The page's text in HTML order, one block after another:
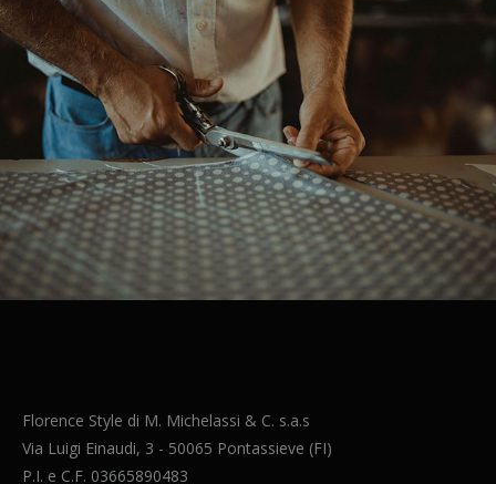
Florence Style di M. Michelassi & C. s.a.s
Via Luigi Einaudi, 3 - 50065 Pontassieve (FI)
P.I. e C.F. 03665890483